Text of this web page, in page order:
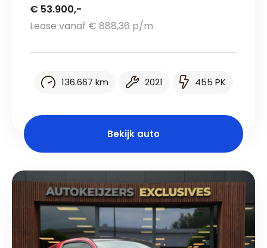
€ 53.900,-
Lease vanaf € 888,36 p/m
136.667 km 2021 455 PK
Bekijk auto